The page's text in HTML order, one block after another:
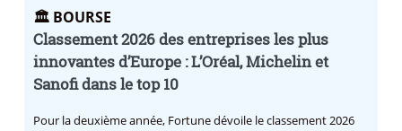
🏛️ BOURSE
Classement 2026 des entreprises les plus
innovantes d’Europe : L’Oréal, Michelin et
Sanofi dans le top 10
Pour la deuxième année, Fortune dévoile le classement 2026